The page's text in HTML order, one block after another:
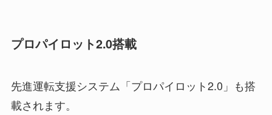
プロパイロット2.0搭載
先進運転支援システム「プロパイロット2.0」も搭
載されます。